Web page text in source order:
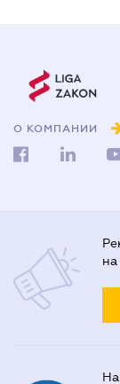
О КОМПАНИИ
на